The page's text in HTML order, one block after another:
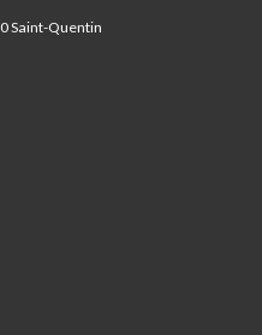
Saint-Quentin